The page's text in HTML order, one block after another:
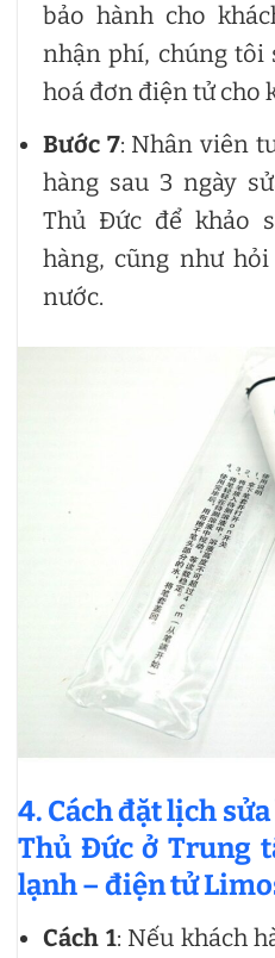
bảo hành cho
nhận phí, chúng tôi
hoá đơn điện tử cho
Bước 7: Nhân viên
hàng sau 3 ngày
Thủ Đức để khảo
hàng, cũng như
nước.
4. Cách đặt lịch
Thủ Đức ở Trung
lạnh – điện tử
Cách 1: Nếu khách